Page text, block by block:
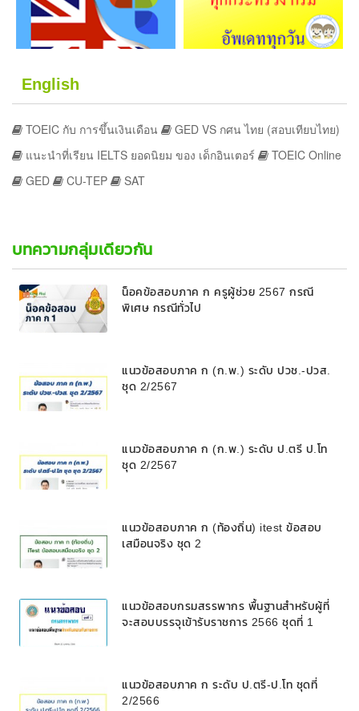
English
TOEIC กับ การขึ้นเงินเดือน
GED VS กศน ไทย (สอบเทียบไทย)
แนะนำที่เรียน IELTS ยอดนิยม ของ เด็กอินเตอร์
TOEIC Online
GED
CU-TEP SAT
บทความกลุ่มเดียวกัน
น็อคข้อสอบภาค ก ครูผู้ช่วย 2567 กรณี
พิเศษ กรณีทั่วไป
แนวข้อสอบภาค ก (ก.พ.) ระดับ ปวช.-ปวส.
ชุด 2/2567
แนวข้อสอบภาค ก (ก.พ.) ระดับ ป.ตรี ป.โท
ชุด 2/2567
แนวข้อสอบภาค ก (ท้องถิ่น) itest ข้อสอบ
เสมือนจริง ชุด 2
แนวข้อสอบกรมสรรพากร พื้นฐานสำหรับผู้ที่
จะสอบบรรจุเข้ารับราชการ 2566 ชุดที่ 1
แนวข้อสอบภาค ก ระดับ ป.ตรี-ป.โท ชุดที่
2/2566